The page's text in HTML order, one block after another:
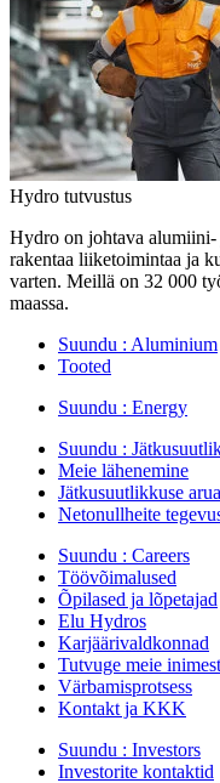
Hydro tutvustus
Hydro on johtava
rakentaa liiketoimintaa ja
varten. Meillä on 32 000
maassa.
Suundu : Aluminium
Tooted
Suundu : Energy
Suundu :
Meie lähenemine
Jätkusuutlikkuse
Netonullheite
Suundu : Careers
Töövõimalused
Õpilased ja lõpetajad
Elu Hydros
Karjäärivaldkonnad
Tutvuge meie
Värbamisprotsess
Kontakt ja KKK
Suundu : Investors
Investorite kontaktid